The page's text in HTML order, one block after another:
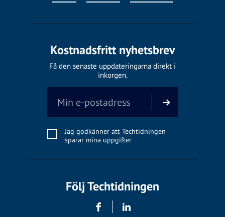
Kostnadsfritt nyhetsbrev
Få den senaste uppdateringarna direkt i
inkorgen.
Jag godkänner att Techtidningen
sparar mina uppgifter
Följ Techtidningen